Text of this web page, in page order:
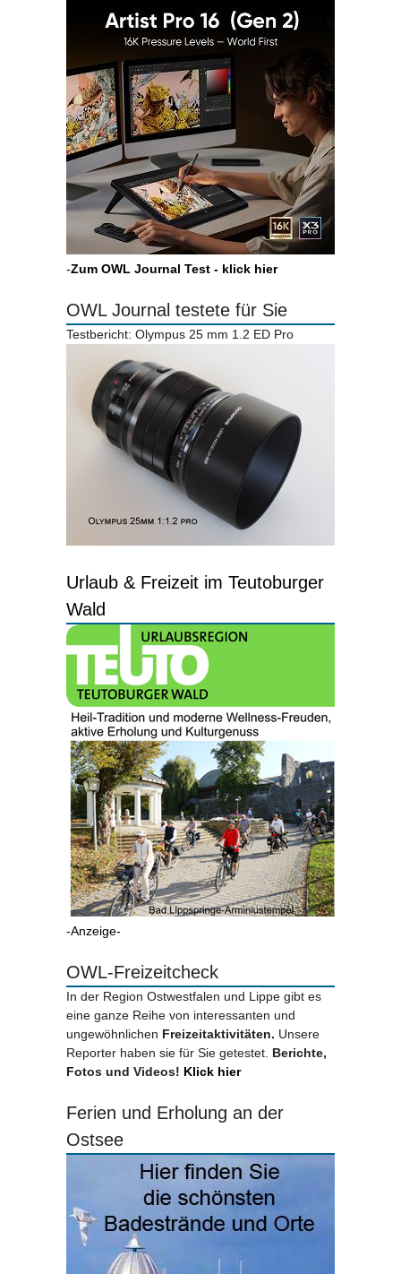
-Zum OWL Journal Test - klick hier
OWL Journal testete für Sie
Testbericht: Olympus 25 mm 1.2 ED Pro
Urlaub & Freizeit im Teutoburger
Wald
-Anzeige-
OWL-Freizeitcheck
In der Region Ostwestfalen und Lippe gibt es
eine ganze Reihe von interessanten und
ungewöhnlichen Freizeitaktivitäten. Unsere
Reporter haben sie für Sie getestet. Berichte,
Fotos und Videos! Klick hier
Ferien und Erholung an der
Ostsee